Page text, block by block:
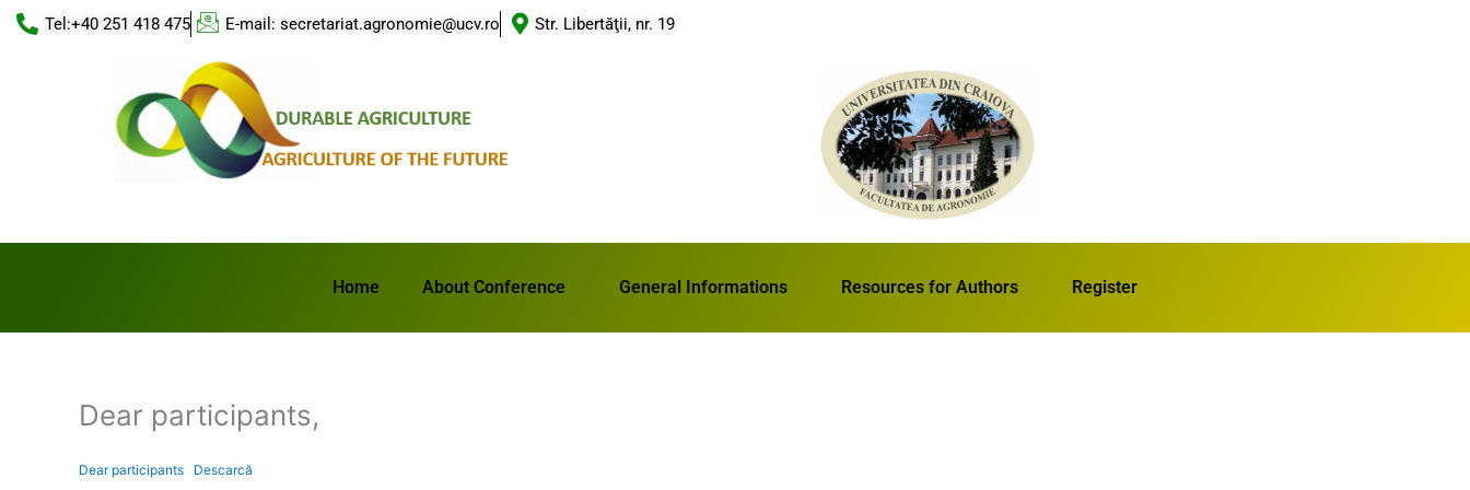
Skip
Tel:+40 251 418 475 E-mail: secretariat.agronomie@ucv.ro Str. Libertăţii, nr. 19
Home About Conference General Informations Resources for Authors Register
Dear participants,
Dear participants Descarcă